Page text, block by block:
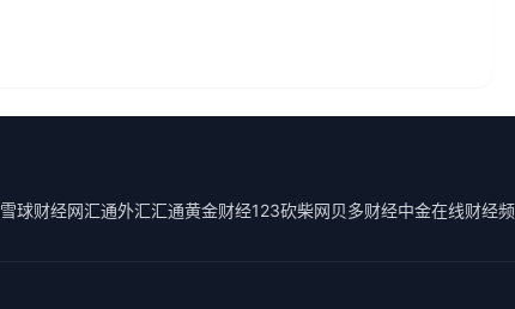
雪球财经网汇通外汇汇通黄金财经123砍柴网贝多财经中金在线财经